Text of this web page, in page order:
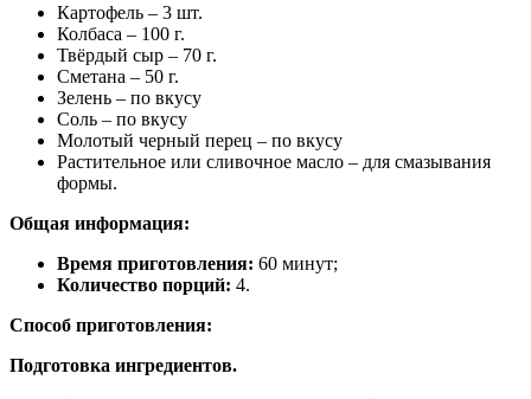
Картофель – 3 шт.
Колбаса – 100 г.
Твёрдый сыр – 70 г.
Сметана – 50 г.
Зелень – по вкусу
Соль – по вкусу
Молотый черный перец – по вкусу
Растительное или сливочное масло – для смазывания
формы.
Общая информация:
Время приготовления: 60 минут;
Количество порций: 4.
Способ приготовления:
Подготовка ингредиентов.